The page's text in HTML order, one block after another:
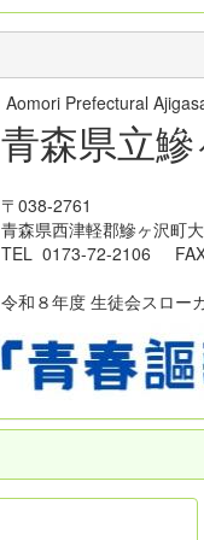
Aomori Prefectural
青森県立
〒038-2761
青森県西津軽郡鰺ヶ沢町
TEL 0173-72-2106
令和８年度 生徒会スロー